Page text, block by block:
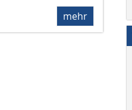
mehr